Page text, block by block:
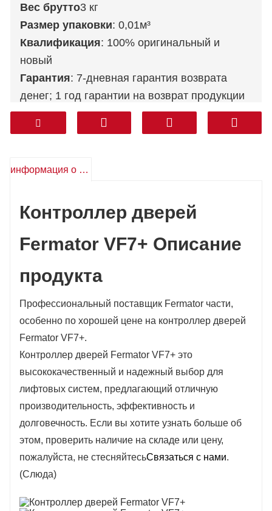
Вес брутто3 кг
Размер упаковки: 0,01м³
Квалификация: 100% оригинальный и
новый
Гарантия: 7-дневная гарантия возврата
денег; 1 год гарантии на возврат продукции
бесплатно
Послепродажное обслуживание:
запасные части, возврат, другое
От двери до двери (профессиональная
линия, включая налоги): Корея, Южная
Азия, Ближний Восток (Саудовская Аравия,
Мексика.
информация о продукте
Контроллер дверей
Fermator VF7+ Описание
продукта
Профессиональный поставщик Fermator части,
особенно по хорошей цене на контроллер дверей
Fermator VF7+.
Контроллер дверей Fermator VF7+ это
высококачественный и надежный выбор для
лифтовых систем, предлагающий отличную
производительность, эффективность и
долговечность. Если вы хотите узнать больше об
этом, проверить наличие на складе или цену,
пожалуйста, не стесняйтесьСвязаться с нами.
(Слюда)